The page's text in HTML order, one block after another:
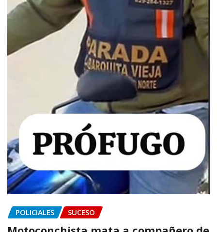
POLICIALES SUCESO